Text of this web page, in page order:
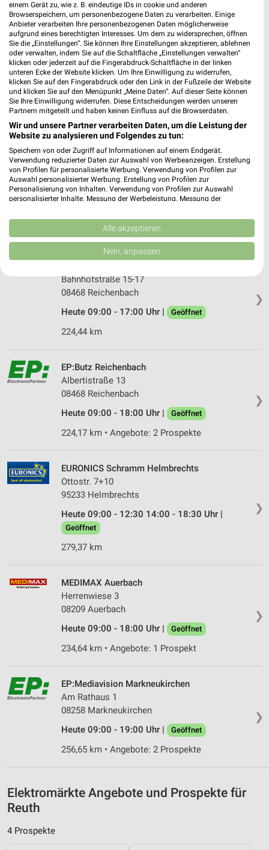
Heute 09:00 - 18:00 Uhr | Geöffnet
223,60 km • Angebote: 2 Prospekte
EP:K &amp; K City Sound Greiz
Am Puschkinplatz 8
07973 Greiz
Heute 09:00 - 18:00 Uhr | Geöffnet
223,28 km • Angebote: 2 Prospekte
mx-systems Falkenstein
Schloßstr. 25
08223 Falkenstein
❯
Bahnhofstraße 15-17
08468 Reichenbach
Heute 09:00 - 17:00 Uhr |
Geöffnet
224,44 km
❯
EP:Butz Reichenbach
Albertistraße 13
08468 Reichenbach
Heute 09:00 - 18:00 Uhr |
Geöffnet
224,17 km • Angebote: 2 Prospekte
❯
EURONICS Schramm Helmbrechts
Ottostr. 7+10
95233 Helmbrechts
Heute 09:00 - 12:30 14:00 - 18:30 Uhr |
Geöffnet
279,37 km
❯
MEDIMAX Auerbach
Herrenwiese 3
08209 Auerbach
Heute 09:00 - 18:00 Uhr |
Geöffnet
234,64 km • Angebote: 1 Prospekt
❯
EP:Mediavision Markneukirchen
Am Rathaus 1
08258 Markneukirchen
Heute 09:00 - 19:00 Uhr |
Geöffnet
256,65 km • Angebote: 2 Prospekte
Elektromärkte Angebote und Prospekte für
Reuth
4 Prospekte
einem Gerät zu, wie z. B. eindeutige IDs in cookie und anderen
Browserspeichern, um personenbezogene Daten zu verarbeiten. Einige
Anbieter verarbeiten Ihre personenbezogenen Daten möglicherweise
aufgrund eines berechtigten Interesses. Um dem zu widersprechen, öffnen
Sie die „Einstellungen“. Sie können Ihre Einstellungen akzeptieren, ablehnen
oder verwalten, indem Sie auf die Schaltfläche „Einstellungen verwalten“
klicken oder jederzeit auf die Fingerabdruck-Schaltfläche in der linken
unteren Ecke der Website klicken. Um Ihre Einwilligung zu widerrufen,
klicken Sie auf den Fingerabdruck oder den Link in der Fußzeile der Website
und klicken Sie auf den Menüpunkt „Meine Daten“. Auf dieser Seite können
Sie Ihre Einwilligung widerrufen. Diese Entscheidungen werden unseren
Partnern mitgeteilt und haben keinen Einfluss auf die Browserdaten.
Wir und unsere Partner verarbeiten Daten, um die Leistung der
Website zu analysieren und Folgendes zu tun:
Speichern von oder Zugriff auf Informationen auf einem Endgerät.
Verwendung reduzierter Daten zur Auswahl von Werbeanzeigen. Erstellung
von Profilen für personalisierte Werbung. Verwendung von Profilen zur
Auswahl personalisierter Werbung. Erstellung von Profilen zur
Personalisierung von Inhalten. Verwendung von Profilen zur Auswahl
personalisierter Inhalte. Messung der Werbeleistung. Messung der
Kombinationen von Daten aus verschiedenen Quellen. Entwicklung und
Verbesserung der Angebote. Verwendung reduzierter Daten zur Auswahl
von Inhalten.
Daten können außerhalb der Europäischen Union weitergegeben und in die
USA gesendet werden.
Website/App.
Partnerliste anzeigen (1 IAB-Anbieter)
Wir nutzen Ihre Daten für folgende Zwecke:
Verwendung reduzierter Daten zur Auswahl von
Werbeanzeigen
Erstellung von Profilen für personalisierte
Erstellung von Profilen zur Personalisierung
von Inhalten
Verwendung von Profilen zur Auswahl
personalisierter Inhalte
Messung der Werbeleistung
Messung der Performance von Inhalten
Kombinationen von Daten aus verschiedenen
Entwicklung und Verbesserung der Angebote
Inhalten
IAB-Besonderheiten:
Geräte anhand von aktiv angeforderten
Informationen identifizieren
Notwendig
Alle akzeptieren
Nein, anpassen